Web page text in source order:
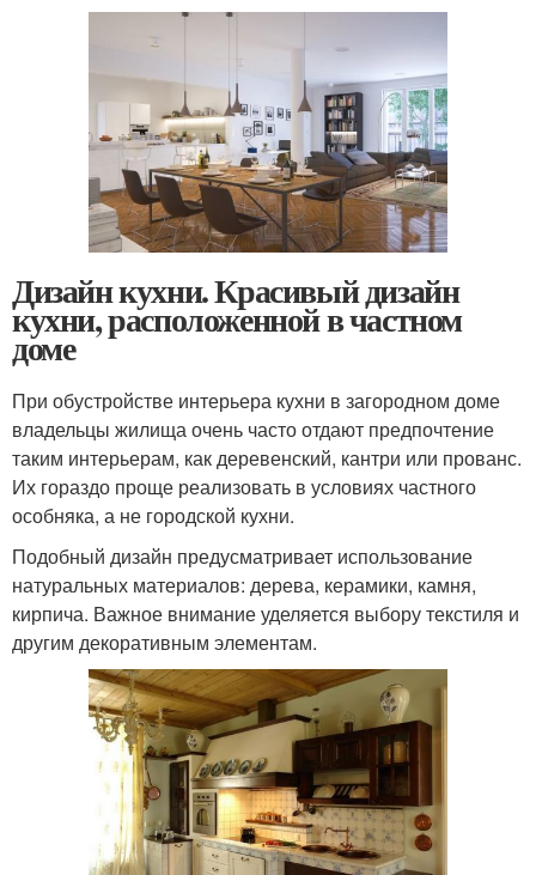
Дизайн кухни. Красивый дизайн
кухни, расположенной в частном
доме
При обустройстве интерьера кухни в загородном доме
владельцы жилища очень часто отдают предпочтение
таким интерьерам, как деревенский, кантри или прованс.
Их гораздо проще реализовать в условиях частного
особняка, а не городской кухни.
Подобный дизайн предусматривает использование
натуральных материалов: дерева, керамики, камня,
кирпича. Важное внимание уделяется выбору текстиля и
другим декоративным элементам.